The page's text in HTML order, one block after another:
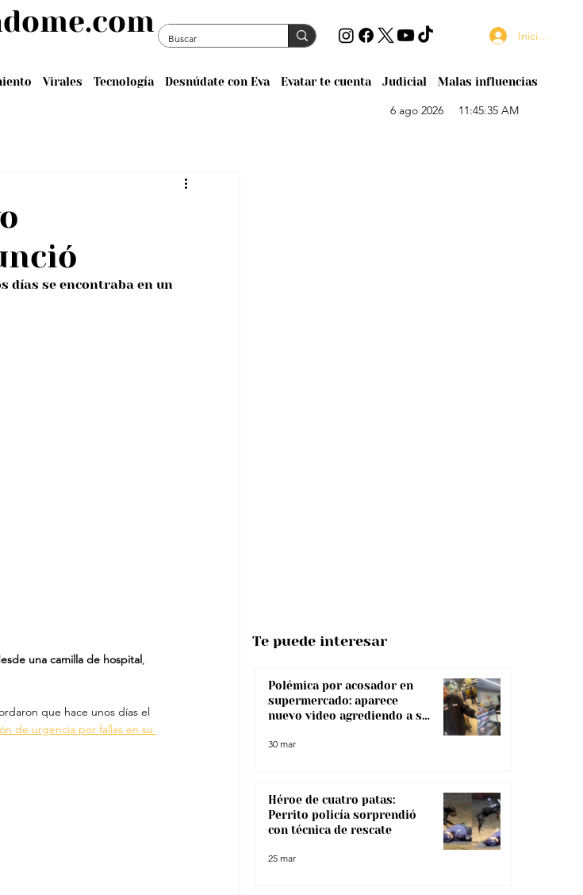
Virales Tecnología Desnúdate con Eva Evatar te cuenta Judicial Malas influencias
Iniciar sesión
6 ago 2026 11:45:35 AM
días se encontraba en un
una camilla de hospital,
que hace unos días el
de urgencia por fallas en su
Polémica por acosador en
supermercado: aparece
nuevo video agrediendo a su
30 mar
Héroe de cuatro patas:
Perrito policía sorprendió
con técnica de rescate
25 mar
Te puede interesar